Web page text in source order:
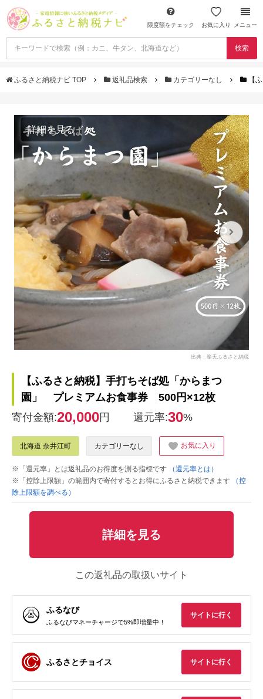
限度額をチェック お気に入り メニュー
検索
ふるさと納税ナビ TOP 返礼品検索 カテゴリーなし 【
詳細を見る
出典：楽天ふるさと納税
【ふるさと納税】手打ちそば処「からまつ
園」 プレミアムお食事券 500円×12枚
寄付金額:20,000円 還元率:30%
北海道 奈井江町 カテゴリーなし お気に入り
※「還元率」とは返礼品のお得度を測る指標です
（還元率とは）
※「控除上限額」の範囲内で寄付するとお得にふるさと納税できます
（控
除上限額を調べる）
詳細を見る
この返礼品の取扱いサイト
ふるなび
ふるなびマネーチャージで5%即増量中！
サイトに行く
ふるさとチョイス サイトに行く